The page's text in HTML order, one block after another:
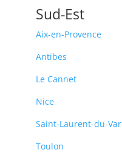
Sud-Est
Aix-en-Provence
Antibes
Le Cannet
Nice
Saint-Laurent-du-Var
Toulon